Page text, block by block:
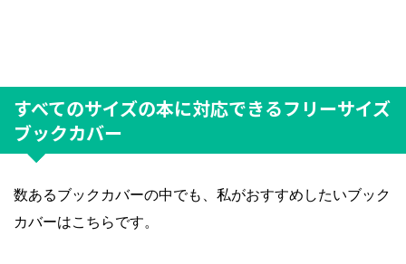
すべてのサイズの本に対応できるフリーサイズ
ブックカバー
数あるブックカバーの中でも、私がおすすめしたいブック
カバーはこちらです。